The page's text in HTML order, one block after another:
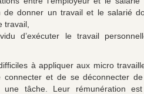
de donner un travail et le salarié
travail,
d’exécuter le travail
à appliquer aux micro
et de se déconnecter de
une tâche. Leur rémunération